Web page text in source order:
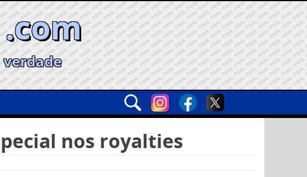
nos royalties